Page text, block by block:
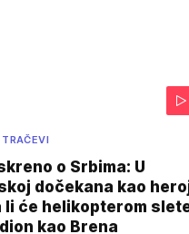
o Srbima: U
dočekana kao
li će helikopterom
kao Brena